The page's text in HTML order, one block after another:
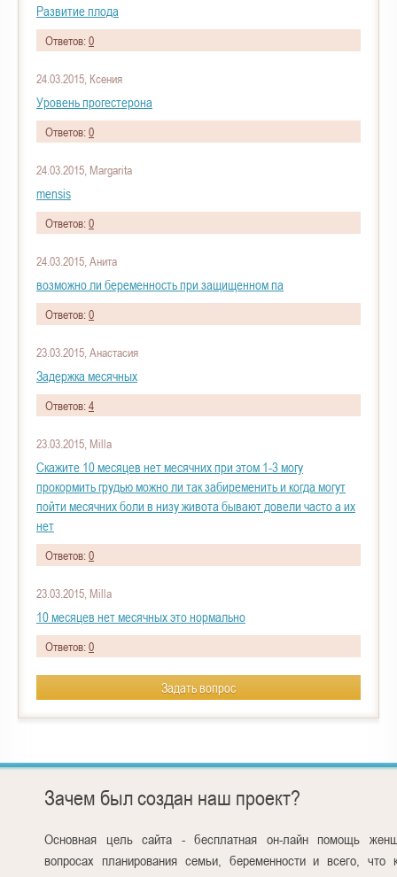
Развитие плода
Ответов:0
24.03.2015, Ксения
Уровень прогестерона
Ответов:0
24.03.2015, Margarita
mensis
Ответов:0
24.03.2015, Анита
возможно ли беременность при защищенном па
Ответов:0
23.03.2015, Анастасия
Задержка месячных
Ответов:4
23.03.2015, Milla
Скажите 10 месяцев нет месячних при этом 1-3 могу
прокормить грудью можно ли так забиременить и когда могут
пойти месячних боли в низу живота бывают довели часто а их
нет
Ответов:0
23.03.2015, Milla
10 месяцев нет месячных это нормально
Ответов:0
Задать вопрос
Зачем был создан наш проект?
Основная цель сайта - бесплатная он-лайн помощь
вопросах планирования семьи, беременности и всего, что